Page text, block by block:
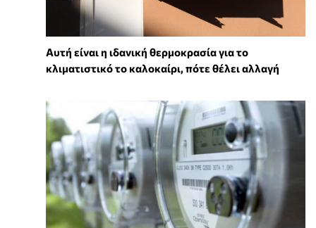
Αυτή είναι η ιδανική θερμοκρασία για το
κλιματιστικό το καλοκαίρι, πότε θέλει αλλαγή